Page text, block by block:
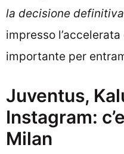
la decisione
impresso
importante per
Juventus,
Instagram:
Milan